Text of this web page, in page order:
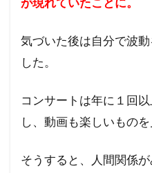
気づいた後は自分で波
した。
コンサートは年に１回
し、動画も楽しいもの
そうすると、人間関係